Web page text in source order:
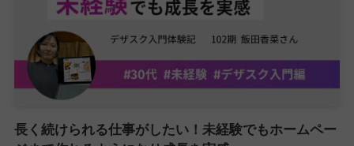
長く続けられる仕事がしたい！未経験でもホームペー